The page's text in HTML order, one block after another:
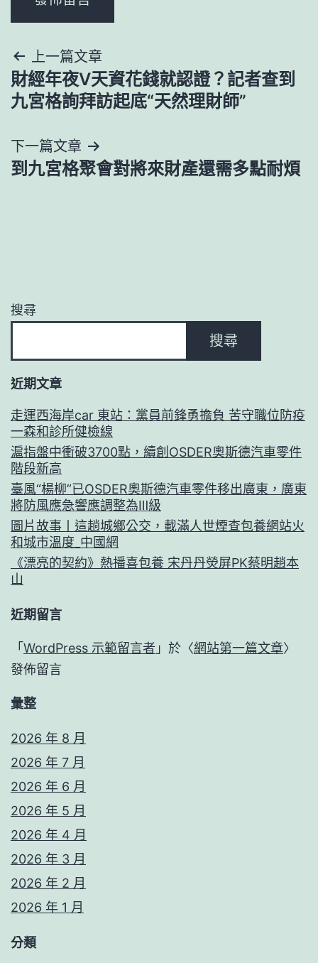
文
章
覽
上一篇文章
財經年夜V天資花錢就認證？記者查到
九宮格詢拜訪起底“天然理財師”
下一篇文章
到九宮格聚會對將來財產還需多點耐煩
搜尋
搜尋
近期文章
走運西海岸car 東站：黨員前鋒勇擔負 苦守職位防疫
一森和診所健檢線
滬指盤中衝破3700點，續創OSDER奧斯德汽車零件
階段新高
臺風“楊柳”已OSDER奧斯德汽車零件移出廣東，廣東
將防風應急響應調整為Ⅲ級
圖片故事丨這趟城鄉公交，載滿人世煙查包養網站火
和城市溫度_中國網
《漂亮的契約》熱播喜包養 宋丹丹熒屏PK蔡明趙本
山
近期留言
「 WordPress 示範留言者 」於〈網站第一篇文章〉
發佈留言
彙整
2026 年 8 月
2026 年 7 月
2026 年 6 月
2026 年 5 月
2026 年 4 月
2026 年 3 月
2026 年 2 月
2026 年 1 月
分類